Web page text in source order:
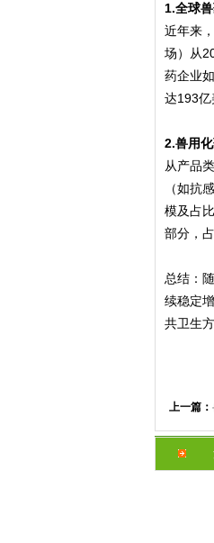
1.全球
近年来
场）从
药企业
达193亿
2.兽用
从产品
（如抗
模及占
部分，
总结：
续稳定
共卫生
上一篇：